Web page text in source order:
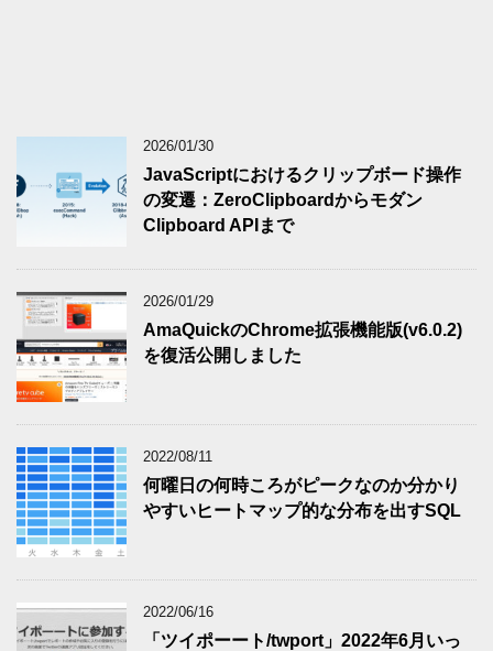
2026/01/30
JavaScriptにおけるクリップボード操作
の変遷：ZeroClipboardからモダン
Clipboard APIまで
2026/01/29
AmaQuickのChrome拡張機能版(v6.0.2)
を復活公開しました
2022/08/11
何曜日の何時ころがピークなのか分かり
やすいヒートマップ的な分布を出すSQL
2022/06/16
「ツイポーート/twport」2022年6月いっ